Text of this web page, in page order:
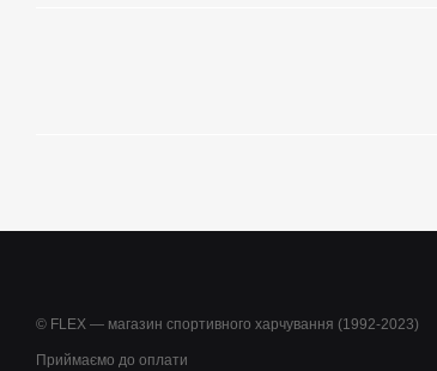
© FLEX — магазин спортивного харчування (1992-2023)
Приймаємо до оплати